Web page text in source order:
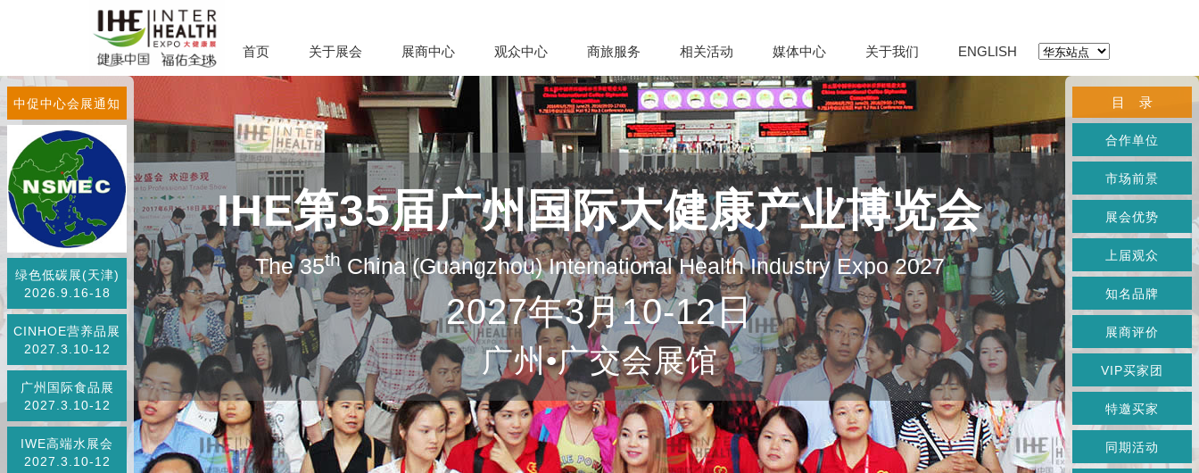
首页 关于展会 展商中心 观众中心 商旅服务 相关活动 媒体中心 关于我们 ENGLISH
IHE第35届广州国际大健康产业博览会
The 35thChina (Guangzhou) International Health Industry Expo 2027
2027年3月10-12日
广州•广交会展馆
中促中心会展通知
绿色低碳展(天津)
2026.9.16-18
CINHOE营养品展
2027.3.10-12
广州国际食品展
2027.3.10-12
IWE高端水展会
2027.3.10-12
目 录
合作单位
市场前景
展会优势
上届观众
知名品牌
展商评价
VIP买家团
特邀买家
同期活动